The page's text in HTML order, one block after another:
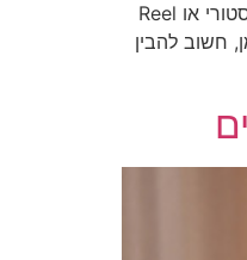
אינסטגרם הפכה בשנים האחרונות לפלטפורמה דומיננטית בעולם הדיגיטלי בישראל, עם מיליוני משתמשים שמחפשים תוכן מעניין, השראה ובידור. כל פוסט, סטורי או Reel
חשוב להבין